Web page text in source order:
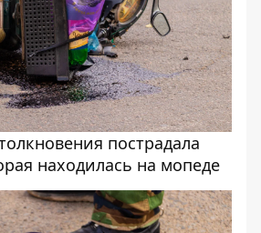
пострадала
находилась на мопеде